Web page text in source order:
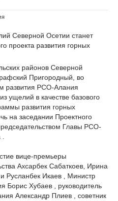
районов Северной
Пригородный, во
развития РСО-Алания
ущелий в качестве базового
развития горных
на заседании Проектного
Главы РСО-
вице-премьеры
Ахсарбек Сабаткоев, Ирина
Русланбек Икаев , Министр
Борис Хубаев , руководитель
Александр Плиев , советник